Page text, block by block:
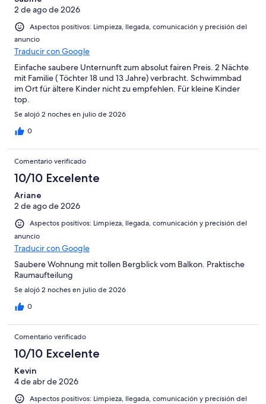
Normal
Mediocre
de
Horrible
2 de ago de 2026
Aspectos positivos: Limpieza, llegada, comunicación y precisión del
anuncio
Traducir con Google
Einfache saubere Unternunft zum absolut fairen Preis. 2 Nächte
mit Familie ( Töchter 18 und 13 Jahre) verbracht. Schwimmbad
im Ort für ältere Kinder nicht zu empfehlen. Für kleine Kinder
top.
Se alojó 2 noches en julio de 2026
0
Comentario verificado
10/10 Excelente
Ariane
2 de ago de 2026
Aspectos positivos: Limpieza, llegada, comunicación y precisión del
anuncio
Traducir con Google
Saubere Wohnung mit tollen Bergblick vom Balkon. Praktische
Raumaufteilung
Se alojó 2 noches en julio de 2026
0
Comentario verificado
10/10 Excelente
Kevin
4 de abr de 2026
Aspectos positivos: Limpieza, llegada, comunicación y precisión del